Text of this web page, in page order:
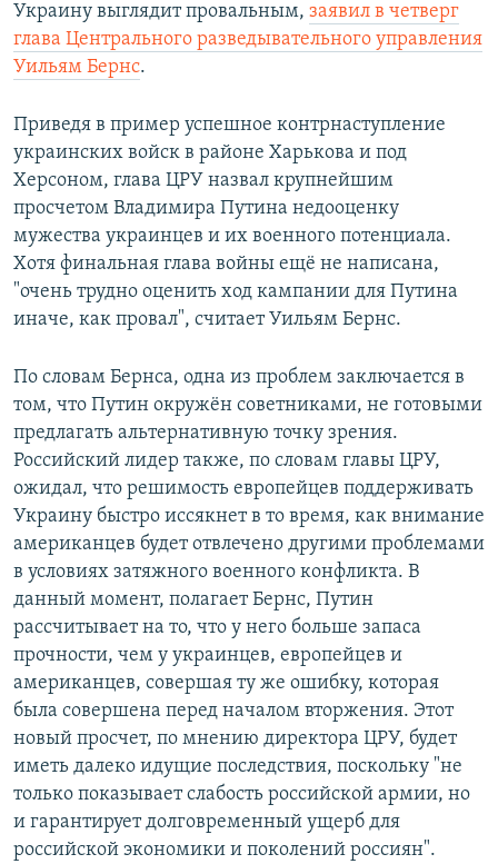
Все сайты РСЕ/РС
Украину выглядит провальным, заявил в четверг
глава Центрального разведывательного управления
Уильям Бернс.
Приведя в пример успешное контрнаступление
украинских войск в районе Харькова и под
Херсоном, глава ЦРУ назвал крупнейшим
просчетом Владимира Путина недооценку
мужества украинцев и их военного потенциала.
Хотя финальная глава войны ещё не написана,
"очень трудно оценить ход кампании для Путина
иначе, как провал", считает Уильям Бернс.
По словам Бернса, одна из проблем заключается в
том, что Путин окружён советниками, не готовыми
предлагать альтернативную точку зрения.
Российский лидер также, по словам главы ЦРУ,
ожидал, что решимость европейцев поддерживать
Украину быстро иссякнет в то время, как внимание
американцев будет отвлечено другими проблемами
в условиях затяжного военного конфликта. В
данный момент, полагает Бернс, Путин
рассчитывает на то, что у него больше запаса
прочности, чем у украинцев, европейцев и
американцев, совершая ту же ошибку, которая
была совершена перед началом вторжения. Этот
новый просчет, по мнению директора ЦРУ, будет
иметь далеко идущие последствия, поскольку "не
только показывает слабость российской армии, но
и гарантирует долговременный ущерб для
российской экономики и поколений россиян".